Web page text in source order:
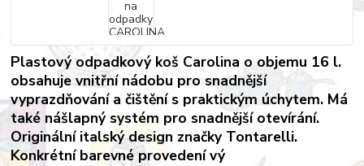
Plastový odpadkový koš Carolina o objemu 16 l.
obsahuje vnitřní nádobu pro snadnější
vyprazdňování a čištění s praktickým úchytem. Má
také nášlapný systém pro snadnější otevírání.
Originální italský design značky Tontarelli.
Konkrétní barevné provedení vý